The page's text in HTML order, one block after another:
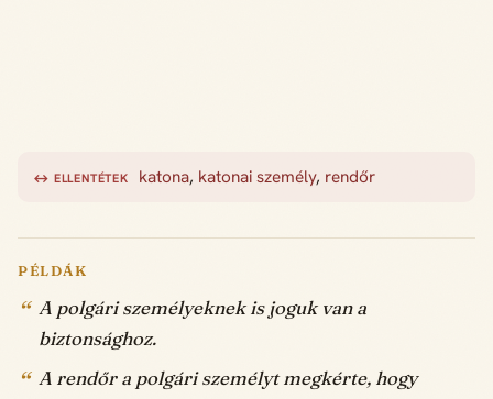
↔ ELLENTÉTEK katona, katonai személy, rendőr
PÉLDÁK
A polgári személyeknek is joguk van a
biztonsághoz.
A rendőr a polgári személyt megkérte, hogy